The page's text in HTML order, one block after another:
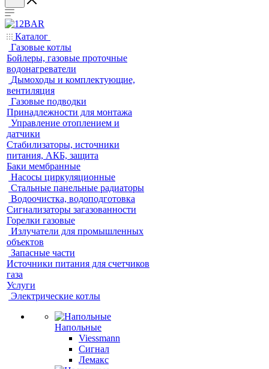
Каталог
Газовые котлы
Бойлеры, газовые проточные
водонагреватели
Дымоходы и комплектующие,
вентиляция
Газовые подводки
Принадлежности для монтажа
Управление отоплением и
датчики
Стабилизаторы, источники
питания, АКБ, защита
Баки мембранные
Насосы циркуляционные
Стальные панельные радиаторы
Водоочистка, водоподготовка
Сигнализаторы загазованности
Горелки газовые
Излучатели для промышленных
объектов
Запасные части
Источники питания для счетчиков
газа
Услуги
Электрические котлы
Напольные
Viessmann
Сигнал
Лемакс